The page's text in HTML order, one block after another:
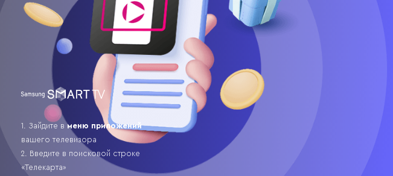
1. Зайдите вменю приложений
вашего телевизора
2. Введите в поисковой строке
«Телекарта»